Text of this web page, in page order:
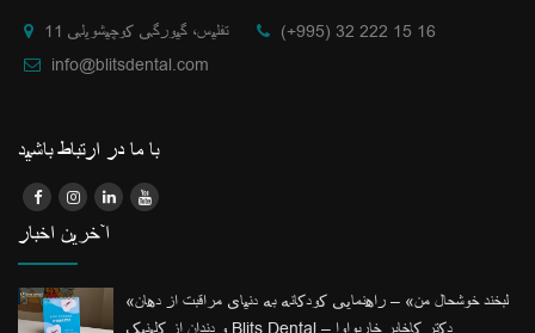
تفلیس، گیورگی کوچیشویلی 11
(+995) 32 222 15 16
info@blitsdental.com
با ما در ارتباط باشید
آخرین اخبار
«لبخند خوشحال من» – راهنمایی کودکانه به دنیای مراقبت از دهان